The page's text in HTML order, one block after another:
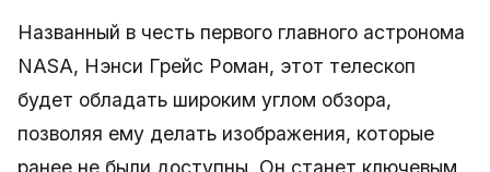
Названный в честь первого главного астронома
NASA, Нэнси Грейс Роман, этот телескоп
будет обладать широким углом обзора,
позволяя ему делать изображения, которые
ранее не были доступны. Он станет ключевым